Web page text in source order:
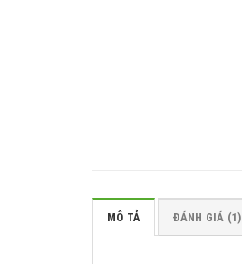
MÔ TẢ ĐÁNH GIÁ (1)